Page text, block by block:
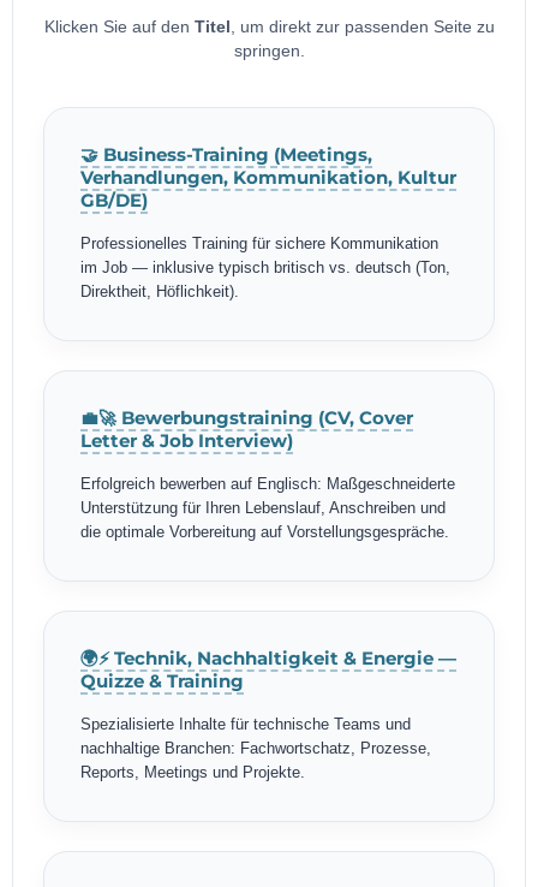
Klicken Sie auf den Titel , um direkt zur passenden Seite zu
springen.
🤝 Business-Training (Meetings,
Verhandlungen, Kommunikation, Kultur
GB/DE)
Professionelles Training für sichere Kommunikation
im Job — inklusive typisch britisch vs. deutsch (Ton,
Direktheit, Höflichkeit).
💼🚀 Bewerbungstraining (CV, Cover
Letter & Job Interview)
Erfolgreich bewerben auf Englisch: Maßgeschneiderte
Unterstützung für Ihren Lebenslauf, Anschreiben und
die optimale Vorbereitung auf Vorstellungsgespräche.
🌍⚡ Technik, Nachhaltigkeit & Energie —
Quizze & Training
Spezialisierte Inhalte für technische Teams und
nachhaltige Branchen: Fachwortschatz, Prozesse,
Reports, Meetings und Projekte.